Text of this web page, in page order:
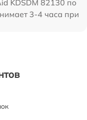
KDSDM 82130 по
3-4 часа при